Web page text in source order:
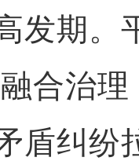
发期。
合治
盾纠纷